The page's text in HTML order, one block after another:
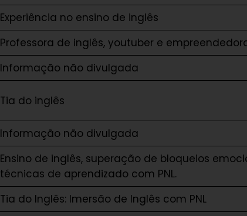
Experiência no ensino de inglês
Professora de inglês, youtuber e
Informação não divulgada
Tia do inglês
Informação não divulgada
Ensino de inglês, superação de bloqueios
técnicas de aprendizado com PNL.
Tia do Inglês: Imersão de Inglês com PNL